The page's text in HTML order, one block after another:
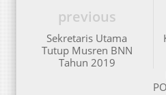
previous
Sekretaris Utama
Tutup Musren BNN
Tahun 2019